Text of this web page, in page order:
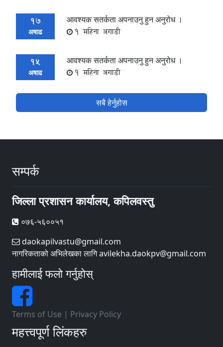
17
अषाढ
आवश्यक सतर्कता अपनाउनु हुन अनुरोध ।
1 महिना अगाडी
15
अषाढ
आवश्यक सतर्कता अपनाउनु हुन अनुरोध ।
1 महिना अगाडी
सबै हेर्नुहोस
सम्पर्क
जिल्ला प्रशासन कार्यालय, कपिलवस्तु
०७६-५६००५१
daokapilvastu@gmail.com
नागरिकताको अभिलेखका लागि avilekha.daokpv@gmail.com
हामीलाई फलो गर्नुहोस्
Terms of Use | Privacy Policy
महत्त्वपूर्ण लिंकहरु